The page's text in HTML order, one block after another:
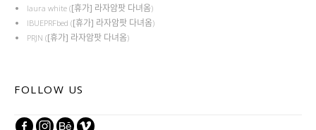
laura white ([휴가] 라자암팟 다녀옴)
IBUEPRFbed ([휴가] 라자암팟 다녀옴)
PRJN ([휴가] 라자암팟 다녀옴)
FOLLOW US